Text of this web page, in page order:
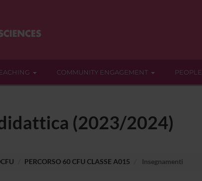
COMMUNITY ENGAGEMENT PEOPLE
(2023/2024)
PERCORSO 60 CFU CLASSE A015 Insegnamenti